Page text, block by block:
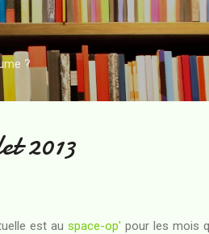
contenu principal
?
2013
est au space-op' pour les mois